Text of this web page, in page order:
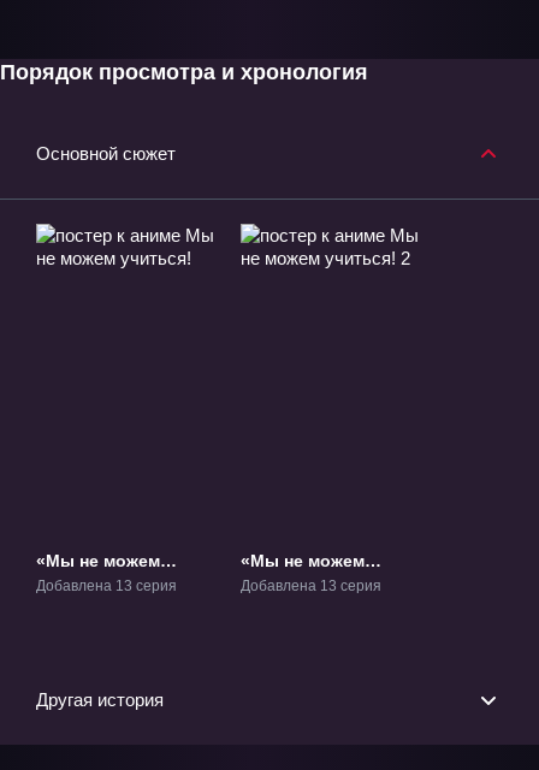
Порядок просмотра и хронология
Основной сюжет
«Мы не можем
учиться!» ТВ-1
Добавлена 13 серия
«Мы не можем
учиться! 2» ТВ-2
Добавлена 13 серия
Другая история